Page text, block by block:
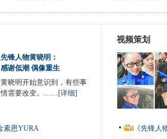
先锋人物黄晓明：
感谢低潮 偶像重生
黄晓明开始意识到，有些事
情需要改变。……[详细]
素恩YURA
视频策划
《先锋